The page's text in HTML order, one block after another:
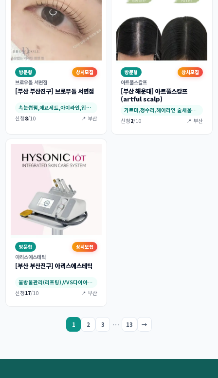
방문형
상시모집
브로우돌 서면점
[부산 부산진구] 브로우돌 서면점
속눈썹펌,애교세트,아이라인,입술,헤어라인
신청8/10 📍 부산
방문형
상시모집
아트풀스칼프
[부산 해운대] 아트풀스칼프
(artful scalp)
가르마,정수리,헤어라인 숱채움커버,미인점(매…
신청2/10 📍 부산
방문형
상시모집
아리스에스테틱
[부산 부산진구] 아리스에스테틱
물방울관리(리프팅),VVS다이아몬드 관리,웨…
신청17/10 📍 부산
1 2 3 … 13 →